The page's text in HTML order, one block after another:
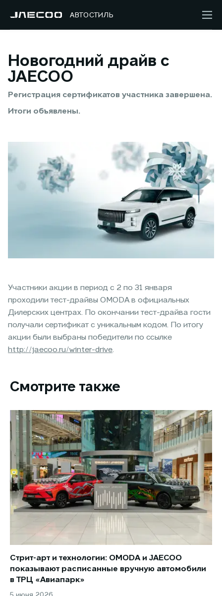
АВТОСТИЛЬ
Новогодний драйв с
JAECOO
Регистрация сертификатов участника завершена.
Итоги объявлены.
Участники акции в период с 2 по 31 января
проходили тест-драйвы OMODA в официальных
Дилерских центрах. По окончании тест-драйва гости
получали сертификат с уникальным кодом. По итогу
акции были выбраны победители по ссылке
http://jaecoo.ru/winter-drive.
Смотрите также
Стрит-арт и технологии: OMODA и JAECOO
показывают расписанные вручную автомобили
в ТРЦ «Авиапарк»